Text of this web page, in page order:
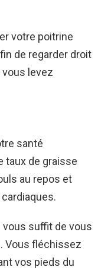
votre poitrine
de regarder droit
levez
santé
taux de graisse
au repos et
vous suffit de vous
Vous fléchissez
vos pieds du